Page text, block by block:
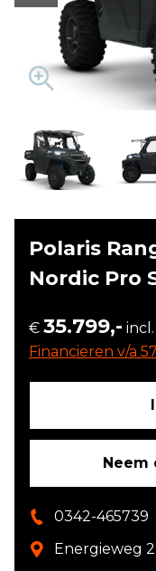
Polaris
Nordic Pro
€ 35.799,-
Financieren v/a
Neem
0342-465739
Energieweg